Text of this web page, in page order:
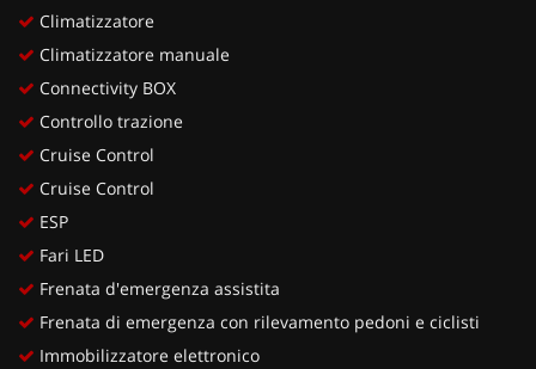
Climatizzatore
Climatizzatore manuale
Connectivity BOX
Controllo trazione
Cruise Control
Cruise Control
ESP
Fari LED
Frenata d'emergenza assistita
Frenata di emergenza con rilevamento pedoni e ciclisti
Immobilizzatore elettronico